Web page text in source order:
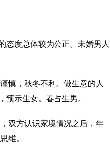
态度总体较为公正。未婚男人
慎，秋冬不利。做生意的人
示生女。春占生男。
双方认识家境情况之后，年
维。